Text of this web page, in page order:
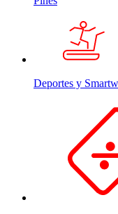
Deportes y